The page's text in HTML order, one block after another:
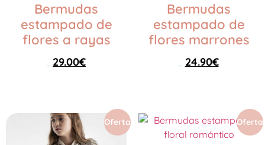
Bermudas
estampado de
flores a rayas
29.00€
Bermudas
estampado de
flores marrones
24.90€
Oferta Oferta